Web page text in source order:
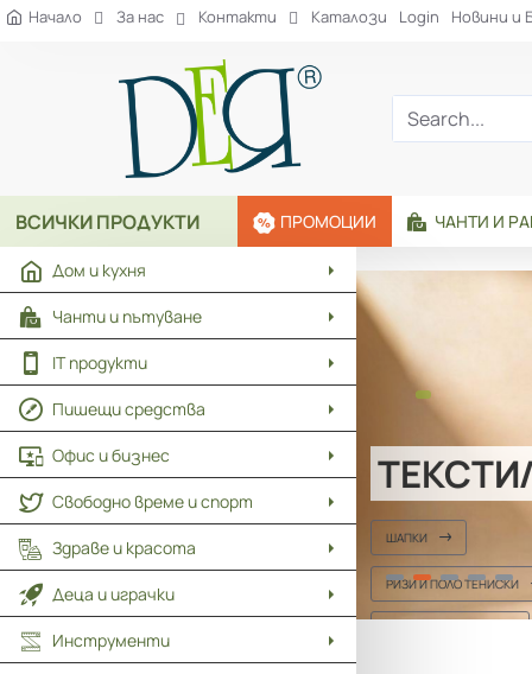
Рекламна
агенция
Начало За нас Контакти Каталози Login Новини и
Search...
ВСИЧКИ ПРОДУКТИ
Дом и кухня
Чанти и пътуване
IT продукти
Пишещи средства
Офис и бизнес
Свободно време и спорт
Здраве и красота
Деца и играчки
Инструменти
ПРОМОЦИИ ЧАНТИ И
ТЕКСТИЛ И МОДА
ТЕНИСКИ И БЛУЗИ
ЯКЕТА И СУИЧЪРИ
ДЪЖДОБРАНИ И ЖИЛЕТКИ